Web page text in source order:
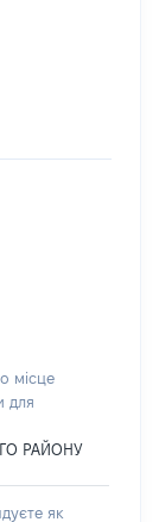
місце
для
РАЙОНУ
як